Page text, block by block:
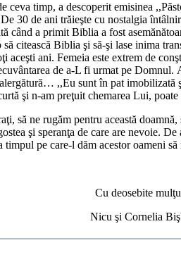
timp, a descoperit emisinea
30 de ani trăieşte cu nostalgia
când a primit Biblia a fost
citească Biblia şi să-şi lase inima
aceşti ani. Femeia este extrem de
de a-L fi urmat pe Domnul.
,,Eu sunt în pat imobilizată
şi n-am preţuit chemarea Lui,
ne rugăm pentru această doamnă,
şi speranţa de care are nevoie.
timpul pe care-l dăm acestor oameni
Cu deosebite
Nicu şi Cornelia